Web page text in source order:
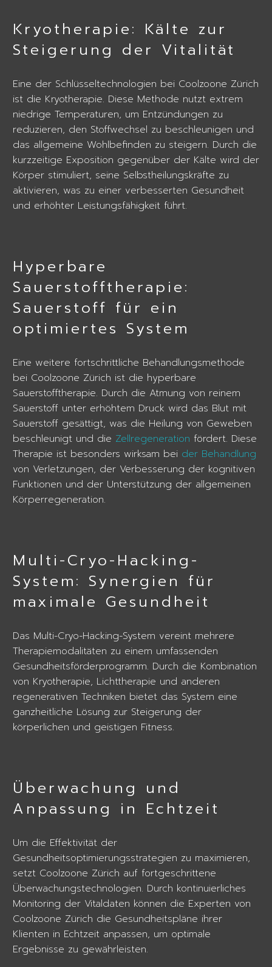
Kryotherapie: Kälte zur
Steigerung der Vitalität
Eine der Schlüsseltechnologien bei Coolzoone Zürich
ist die Kryotherapie. Diese Methode nutzt extrem
niedrige Temperaturen, um Entzündungen zu
reduzieren, den Stoffwechsel zu beschleunigen und
das allgemeine Wohlbefinden zu steigern. Durch die
kurzzeitige Exposition gegenüber der Kälte wird der
Körper stimuliert, seine Selbstheilungskräfte zu
aktivieren, was zu einer verbesserten Gesundheit
und erhöhter Leistungsfähigkeit führt.
Hyperbare
Sauerstofftherapie:
Sauerstoff für ein
optimiertes System
Eine weitere fortschrittliche Behandlungsmethode
bei Coolzoone Zürich ist die hyperbare
Sauerstofftherapie. Durch die Atmung von reinem
Sauerstoff unter erhöhtem Druck wird das Blut mit
Sauerstoff gesättigt, was die Heilung von Geweben
beschleunigt und die Zellregeneration fördert. Diese
Therapie ist besonders wirksam bei der Behandlung
von Verletzungen, der Verbesserung der kognitiven
Funktionen und der Unterstützung der allgemeinen
Körperregeneration.
Multi-Cryo-Hacking-
System: Synergien für
maximale Gesundheit
Das Multi-Cryo-Hacking-System vereint mehrere
Therapiemodalitäten zu einem umfassenden
Gesundheitsförderprogramm. Durch die Kombination
von Kryotherapie, Lichttherapie und anderen
regenerativen Techniken bietet das System eine
ganzheitliche Lösung zur Steigerung der
körperlichen und geistigen Fitness.
Überwachung und
Anpassung in Echtzeit
Um die Effektivität der
Gesundheitsoptimierungsstrategien zu maximieren,
setzt Coolzoone Zürich auf fortgeschrittene
Überwachungstechnologien. Durch kontinuierliches
Monitoring der Vitaldaten können die Experten von
Coolzoone Zürich die Gesundheitspläne ihrer
Klienten in Echtzeit anpassen, um optimale
Ergebnisse zu gewährleisten.